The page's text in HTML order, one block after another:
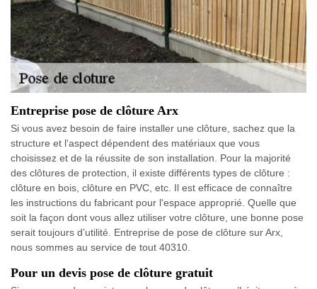
Entreprise pose de clôture Arx
Si vous avez besoin de faire installer une clôture, sachez que la
structure et l'aspect dépendent des matériaux que vous
choisissez et de la réussite de son installation. Pour la majorité
des clôtures de protection, il existe différents types de clôture :
clôture en bois, clôture en PVC, etc. Il est efficace de connaître
les instructions du fabricant pour l'espace approprié. Quelle que
soit la façon dont vous allez utiliser votre clôture, une bonne pose
serait toujours d’utilité. Entreprise de pose de clôture sur Arx,
nous sommes au service de tout 40310.
Pour un devis pose de clôture gratuit